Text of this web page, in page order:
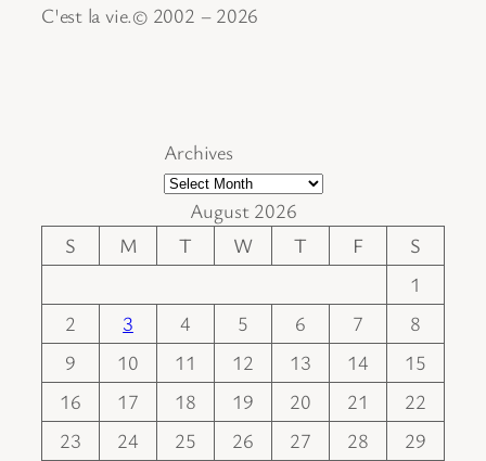
C'est la vie.© 2002 – 2026
Archives
August 2026
S
M T W T F
S
1
2
3 4 5 6 7
8
9
10 11 12 13 14
15
16
17 18 19 20 21
22
23
24 25 26 27 28
29